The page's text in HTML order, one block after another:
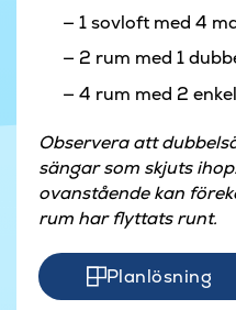
1 sovloft med 4
2 rum med 1
4 rum med 2
Observera att
sängar som skjuts
ovanstående kan
rum har flyttats runt.
Planlösning